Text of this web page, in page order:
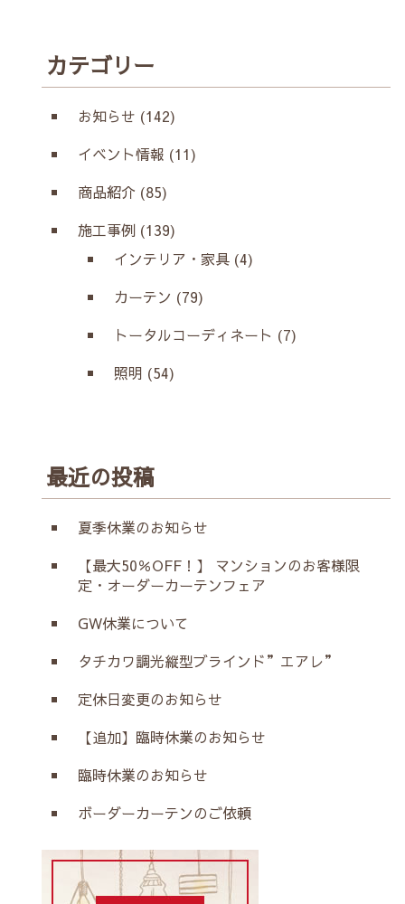
カテゴリー
お知らせ (142)
イベント情報 (11)
商品紹介 (85)
施工事例 (139)
インテリア・家具 (4)
カーテン (79)
トータルコーディネート (7)
照明 (54)
最近の投稿
夏季休業のお知らせ
【最大50％OFF！】 マンションのお客様限
定・オーダーカーテンフェア
GW休業について
タチカワ調光縦型ブラインド”エアレ”
定休日変更のお知らせ
【追加】臨時休業のお知らせ
臨時休業のお知らせ
ボーダーカーテンのご依頼